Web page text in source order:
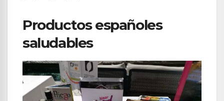
Productos españoles
saludables